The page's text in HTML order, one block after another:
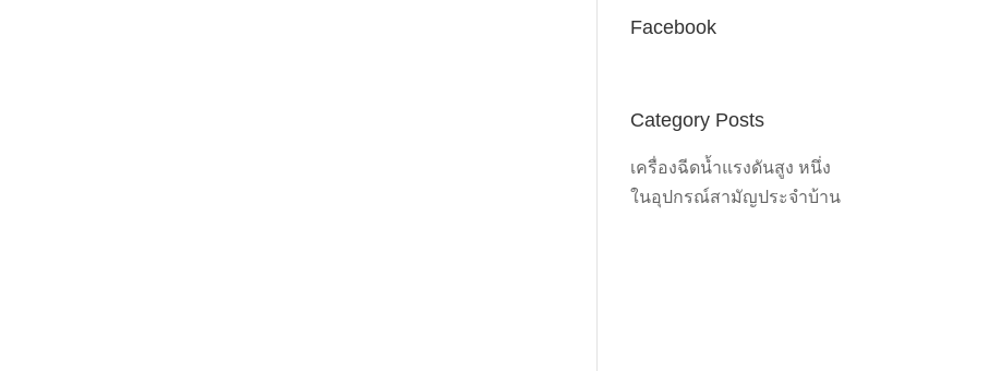
Facebook
Category Posts
เครื่องฉีดน้ำแรงดันสูง หนึ่ง
ในอุปกรณ์สามัญประจำบ้าน